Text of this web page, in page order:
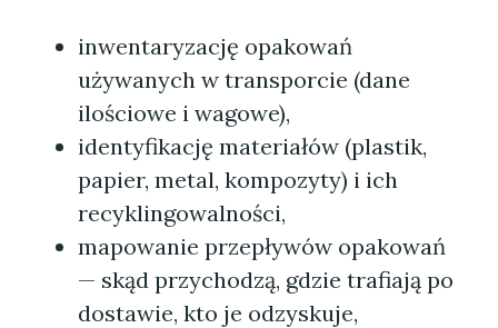
inwentaryzację opakowań
używanych w transporcie (dane
ilościowe i wagowe),
identyfikację materiałów (plastik,
papier, metal, kompozyty) i ich
recyklingowalności,
mapowanie przepływów opakowań
— skąd przychodzą, gdzie trafiają po
dostawie, kto je odzyskuje,